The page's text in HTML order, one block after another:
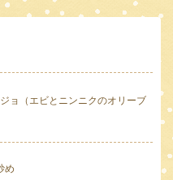
ョ（エビとニンニクのオリーブ
め